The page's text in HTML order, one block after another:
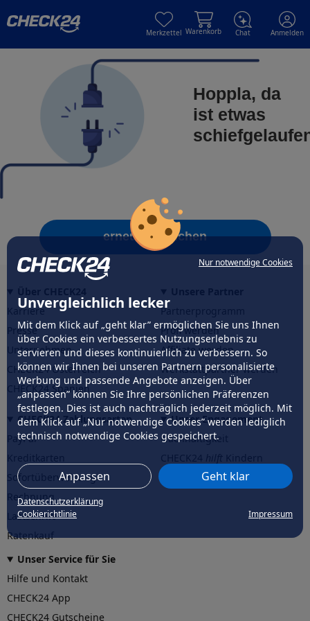
Nur notwendige Cookies
Unvergleichlich lecker
Mit dem Klick auf „geht klar” ermöglichen Sie uns Ihnen
über Cookies ein verbessertes Nutzungserlebnis zu
servieren und dieses kontinuierlich zu verbessern. So
können wir Ihnen bei unseren Partnern personalisierte
Werbung und passende Angebote anzeigen. Über
„anpassen” können Sie Ihre persönlichen Präferenzen
festlegen. Dies ist auch nachträglich jederzeit möglich. Mit
dem Klick auf „Nur notwendige Cookies” werden lediglich
technisch notwendige Cookies gespeichert.
Anpassen Geht klar
Datenschutzerklärung
Cookierichtlinie
Impressum
Merkzettel Warenkorb Chat Anmelden
Hoppla, da
ist etwas
erneut versuchen
Karriere
Presse
Unternehmen
CHECK24 Österreich
CHECK24 Spanien
Partnerprogramm
Profi werden
Affiliate werden
Werkstattpartner werden
CHECK24 Zahlungsarten
PayPal
Sofortüberweisung
Rechnung
Lastschrift
Ratenkauf
Unser Engagement
Nachhaltigkeit
CHECK24hilftder Natur
Unser Service für Sie
Hilfe und Kontakt
CHECK24 App
CHECK24 Gutscheine